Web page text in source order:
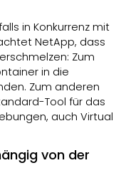
in Konkurrenz mit
NetApp, dass
Zum
in die
Zum anderen
Tool für das
auch Virtual
von der